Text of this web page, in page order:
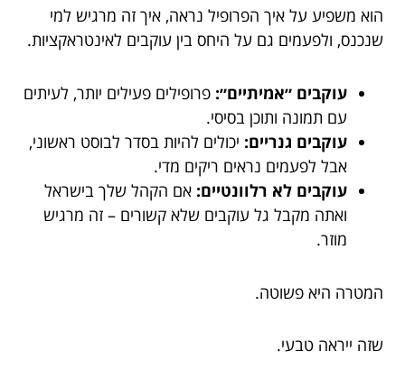
הוא משפיע על איך הפרופיל נראה, איך זה מרגיש למי
שנכנס, ולפעמים גם על היחס בין עוקבים לאינטראקציות.
עוקבים ״אמיתיים״: פרופילים פעילים יותר, לעיתים
עם תמונה ותוכן בסיסי.
עוקבים גנריים: יכולים להיות בסדר לבוסט ראשוני,
אבל לפעמים נראים ריקים מדי.
עוקבים לא רלוונטיים: אם הקהל שלך בישראל
ואתה מקבל גל עוקבים שלא קשורים – זה מרגיש
מוזר.
המטרה היא פשוטה.
שזה ייראה טבעי.